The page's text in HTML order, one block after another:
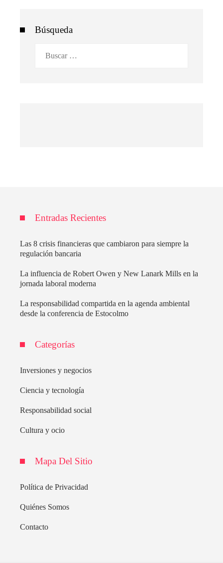
Búsqueda
Entradas Recientes
Las 8 crisis financieras que cambiaron para siempre la
regulación bancaria
La influencia de Robert Owen y New Lanark Mills en la
jornada laboral moderna
La responsabilidad compartida en la agenda ambiental
desde la conferencia de Estocolmo
Categorías
Inversiones y negocios
Ciencia y tecnología
Responsabilidad social
Cultura y ocio
Mapa Del Sitio
Política de Privacidad
Quiénes Somos
Contacto